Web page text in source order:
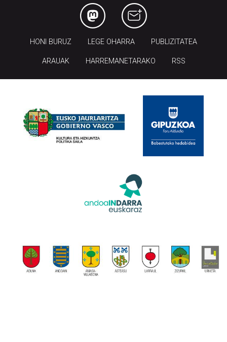
HONI BURUZ LEGE OHARRA PUBLIZITATEA
ARAUAK HARREMANETARAKO RSS